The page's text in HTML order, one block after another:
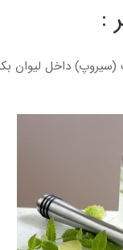
:
(سیروپ) داخل لیوان